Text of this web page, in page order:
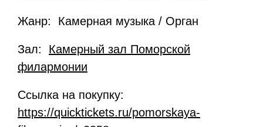
Жанр: Камерная музыка / Орган
Зал: Камерный зал Поморской
филармонии
Ссылка на покупку:
https://quicktickets.ru/pomorskaya-